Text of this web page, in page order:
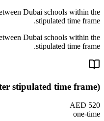
Dubai schools within the
stipulated time frame.
Dubai schools within the
stipulated time frame.
stipulated time frame)
AED 520
one-time